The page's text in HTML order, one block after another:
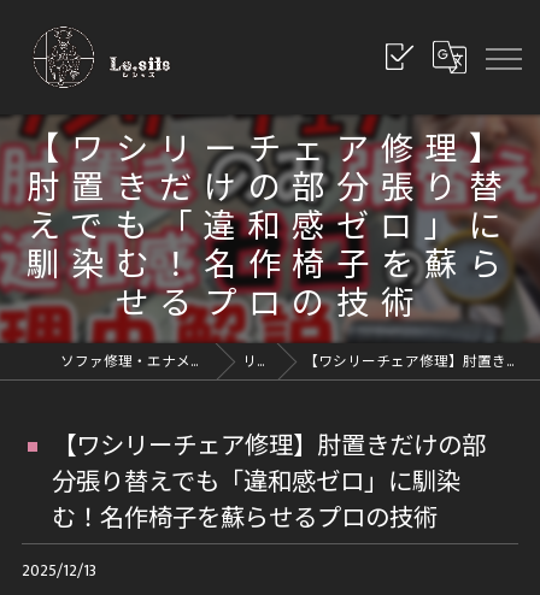
【ワシリーチェア修理】
肘置きだけの部分張り替
えでも「違和感ゼロ」に
馴染む！名作椅子を蘇ら
せるプロの技術
ソファ修理・エナメル修理・革修理なら愛知県豊川市のレシッズへ｜全国対応 リペアブログ 【ワシリーチェア修理】肘置きだけの部分張り替えでも「違和感ゼロ」に馴染む！名作椅子を蘇らせるプロの技術
【ワシリーチェア修理】肘置きだけの部
分張り替えでも「違和感ゼロ」に馴染
む！名作椅子を蘇らせるプロの技術
2025/12/13